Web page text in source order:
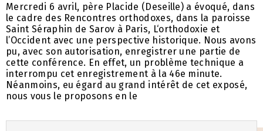
Mercredi 6 avril, père Placide (Deseille) a évoqué, dans
le cadre des Rencontres orthodoxes, dans la paroisse
Saint Séraphin de Sarov à Paris, L‘orthodoxie et
l’Occident avec une perspective historique. Nous avons
pu, avec son autorisation, enregistrer une partie de
cette conférence. En effet, un problème technique a
interrompu cet enregistrement à la 46e minute.
Néanmoins, eu égard au grand intérêt de cet exposé,
nous vous le proposons en le